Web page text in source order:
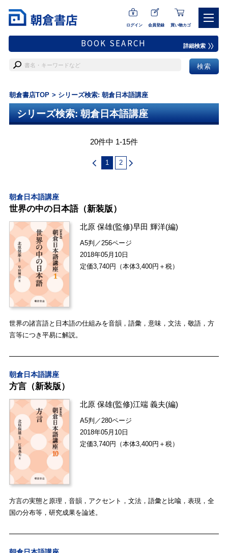
ログイン 会員登録 買い物カゴ
BOOK SEARCH 詳細検索
朝倉書店TOP シリーズ検索: 朝倉日本語講座
シリーズ検索: 朝倉日本語講座
20件中 1-15件
1 2
朝倉日本語講座
世界の中の日本語（新装版）
北原 保雄(監修)早田 輝洋(編)
A5判／256ページ
2018年05月10日
定価3,740円（本体3,400円＋税）
世界の諸言語と日本語の仕組みを音韻，語彙，意味，文法，敬語，方
言等につき平易に解説。
朝倉日本語講座
方言（新装版）
北原 保雄(監修)江端 義夫(編)
A5判／280ページ
2018年05月10日
定価3,740円（本体3,400円＋税）
方言の実態と原理，音韻，アクセント，文法，語彙と比喩，表現，全
国の分布等，研究成果を論述。